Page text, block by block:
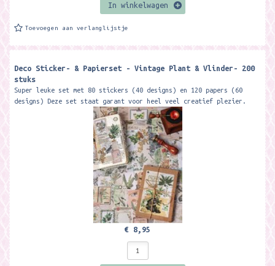
In winkelwagen
Toevoegen aan verlanglijstje
Deco Sticker- & Papierset - Vintage Plant & Vlinder- 200
stuks
Super leuke set met 80 stickers (40 designs) en 120 papers (60
designs) Deze set staat garant voor heel veel creatief plezier.
O.a. voor het gebruik...
€ 8,95